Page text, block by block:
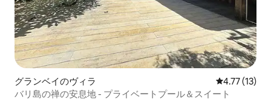
グランベイのヴィラ レビュー13
4.77 (13)
バリ島の禅の安息地 - プライベートプール＆スイート